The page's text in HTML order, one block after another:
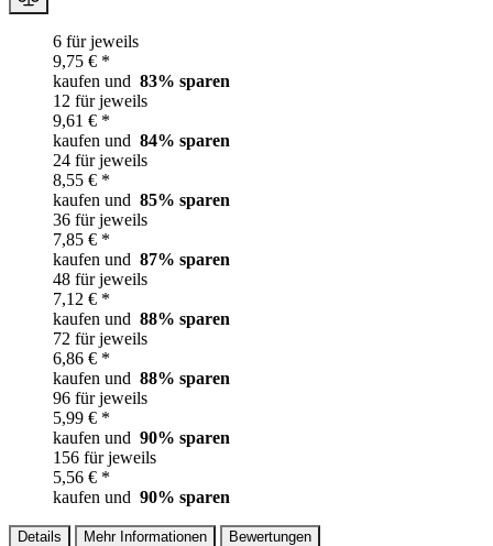
6 für jeweils
9,75 € *
kaufen und 83% sparen
12 für jeweils
9,61 € *
kaufen und 84% sparen
24 für jeweils
8,55 € *
kaufen und 85% sparen
36 für jeweils
7,85 € *
kaufen und 87% sparen
48 für jeweils
7,12 € *
kaufen und 88% sparen
72 für jeweils
6,86 € *
kaufen und 88% sparen
96 für jeweils
5,99 € *
kaufen und 90% sparen
156 für jeweils
5,56 € *
kaufen und 90% sparen
Details Mehr Informationen Bewertungen